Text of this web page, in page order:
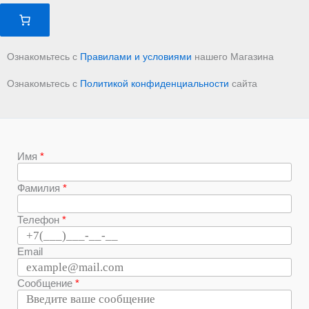
Ознакомьтесь с Правилами и условиями нашего Магазина
Ознакомьтесь с Политикой конфиденциальности сайта
Имя
Фамилия
Телефон
Email
Сообщение